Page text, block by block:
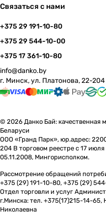
Связаться с нами
+375 29 191-10-80
+375 29 544-10-00
+375 17 361-10-80
info@danko.by
г. Минск, ул. Платонова, 22-204
© 2026 Данко Бай: качественная
Беларуси
ООО «Гранд Парк», юр.адрес:
204 В торговом реестре с 17
05.11.2008, Мингорисполком.
Рассмотрение обращений
+375 (29) 191-10-80, +375 (29)
Отдел торговли и услуг
г.Минска: тел. +375(17)215-14-
Николаевна